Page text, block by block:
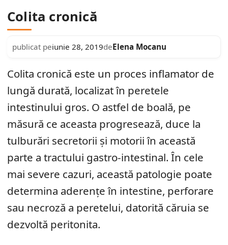
Colita cronică
publicat peiunie 28, 2019deElena Mocanu
Colita cronică este un proces inflamator de
lungă durată, localizat în peretele
intestinului gros. O astfel de boală, pe
măsură ce aceasta progresează, duce la
tulburări secretorii și motorii în această
parte a tractului gastro-intestinal. În cele
mai severe cazuri, această patologie poate
determina aderențe în intestine, perforare
sau necroză a peretelui, datorită căruia se
dezvoltă peritonita.